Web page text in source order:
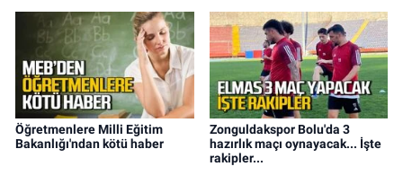
Öğretmenlere Milli Eğitim
Bakanlığı'ndan kötü haber
Zonguldakspor Bolu'da 3
hazırlık maçı oynayacak... İşte
rakipler...